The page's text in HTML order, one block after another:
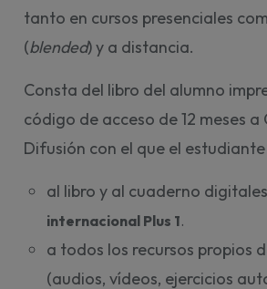
tanto en cursos presenciales
(blended) y a distancia.
Consta del libro del alumno
código de acceso de 12 meses a
Difusión con el que el
al libro y al cuaderno
internacional Plus 1.
a todos los recursos propios
(audios, vídeos, ejercicios